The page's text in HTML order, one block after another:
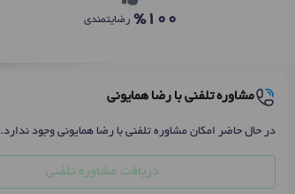
%100 رضایتمندی
مشاوره تلفنی با رضا همایونی
در حال حاضر امکان مشاوره تلفنی با رضا همایونی وجود ندارد.
دریافت مشاوره تلفنی